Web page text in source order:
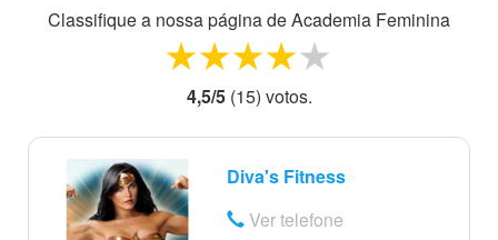
Classifique a nossa página deAcademia Feminina
4 stars
3 stars
2 stars
1 star
4,5/5(15) votos.
Diva's Fitness
Ver telefone